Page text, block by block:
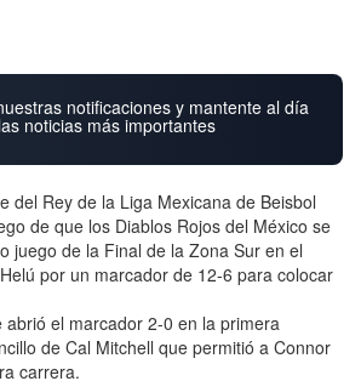
notificaciones y mantente al día
noticias más importantes
del Rey de la Liga Mexicana de Beisbol
de que los Diablos Rojos del México se
juego de la Final de la Zona Sur en el
por un marcador de 12-6 para colocar
abrió el marcador 2-0 en la primera
de Cal Mitchell que permitió a Connor
carrera.